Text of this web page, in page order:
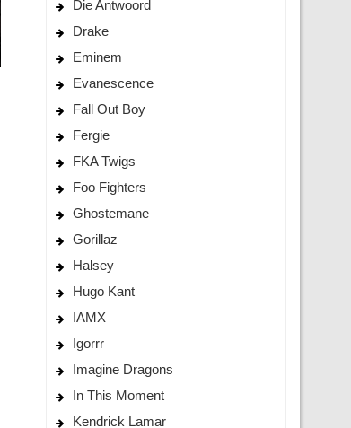
Die Antwoord
Drake
Eminem
Evanescence
Fall Out Boy
Fergie
FKA Twigs
Foo Fighters
Ghostemane
Gorillaz
Halsey
Hugo Kant
IAMX
Igorrr
Imagine Dragons
In This Moment
Kendrick Lamar